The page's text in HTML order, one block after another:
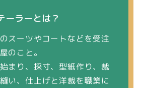
ーラーとは？
スーツやコートなどを受注
のこと。
まり、採寸、型紙作り、裁
い、仕上げと洋裁を職業に